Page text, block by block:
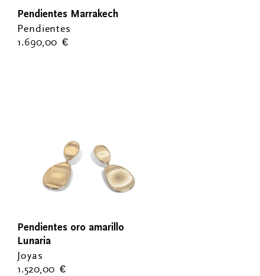
Pendientes
Pendientes Marrakech
1.690,00€
Joyas
Pendientes oro amarillo
Lunaria
1.520,00€